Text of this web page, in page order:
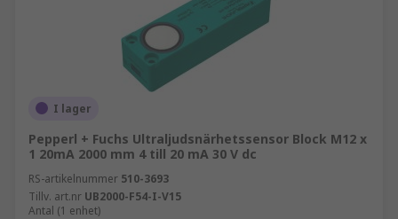
I lager
Pepperl + Fuchs Ultraljudsnärhetssensor Block M12 x
1 20mA 2000 mm 4 till 20 mA 30 V dc
RS-artikelnummer 510-3693
Tillv. art.nr UB2000-F54-I-V15
Antal (1 enhet)